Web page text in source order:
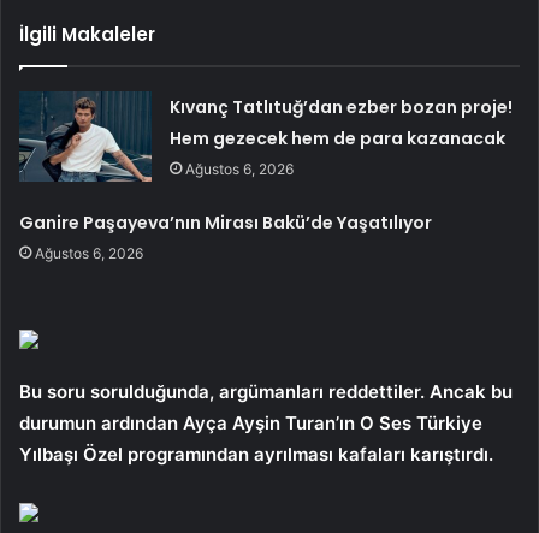
İlgili Makaleler
Kıvanç Tatlıtuğ’dan ezber bozan proje!
Hem gezecek hem de para kazanacak
Ağustos 6, 2026
Ganire Paşayeva’nın Mirası Bakü’de Yaşatılıyor
Ağustos 6, 2026
Bu soru sorulduğunda, argümanları reddettiler. Ancak bu
durumun ardından Ayça Ayşin Turan’ın O Ses Türkiye
Yılbaşı Özel programından ayrılması kafaları karıştırdı.